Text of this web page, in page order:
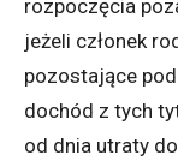
rozpoczęcia
jeżeli członek
pozostające
dochód z tych
od dnia utraty